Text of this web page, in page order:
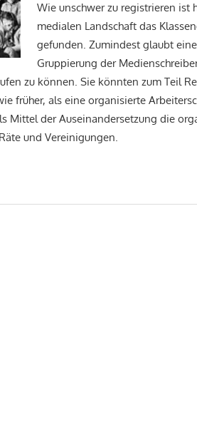
Wie unschwer zu registrieren ist
medialen Landschaft das
gefunden. Zumindest glaubt
Gruppierung der
zu können. Sie könnten zum Teil
früher, als eine organisierte
Mittel der Auseinandersetzung die
und Vereinigungen.